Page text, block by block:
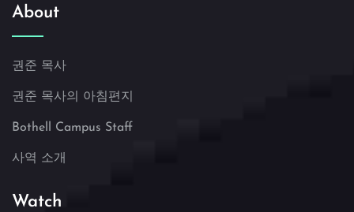
About
권준 목사
권준 목사의 아침편지
Bothell Campus Staff
사역 소개
Watch